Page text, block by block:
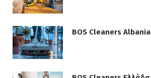
BOS Cleaners Albania